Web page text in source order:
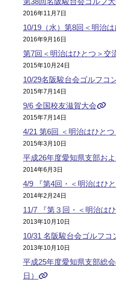
2016年11月7日
10/19（水）第8回＜明治
2016年9月16日
第7回＜明治はひとつ＞交
2015年10月24日
10/29名阪駿台会ゴルフコ
2015年7月14日
9/6 全国校友滋賀大会
2015年7月14日
4/21 第6回 ＜明治はひと
2015年3月10日
平成26年度愛知県支部お
2014年6月3日
4/9 『第4回・＜明治はひ
2014年2月24日
11/7 『第３回・＜明治は
2013年10月10日
10/31 名阪駿台会ゴルフコ
2013年10月10日
平成25年度愛知県支部総
日）